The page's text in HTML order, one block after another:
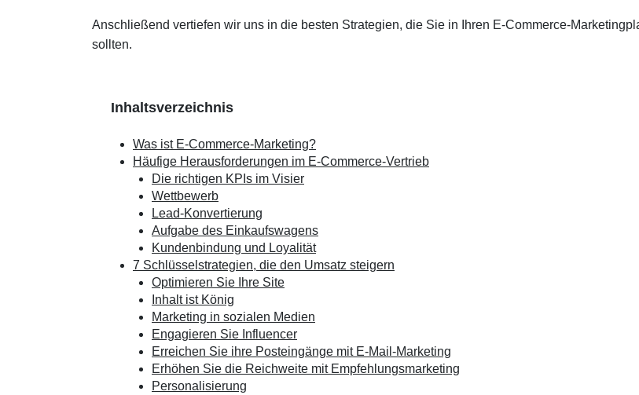
Anschließend vertiefen wir uns in die besten Strategien, die Sie in Ihren E-Commerce-
sollten.
Inhaltsverzeichnis
Was ist E-Commerce-Marketing?
Häufige Herausforderungen im E-Commerce-Vertrieb
Die richtigen KPIs im Visier
Wettbewerb
Lead-Konvertierung
Aufgabe des Einkaufswagens
Kundenbindung und Loyalität
7 Schlüsselstrategien, die den Umsatz steigern
Optimieren Sie Ihre Site
Inhalt ist König
Marketing in sozialen Medien
Engagieren Sie Influencer
Erreichen Sie ihre Posteingänge mit E-Mail-Marketing
Erhöhen Sie die Reichweite mit Empfehlungsmarketing
Personalisierung